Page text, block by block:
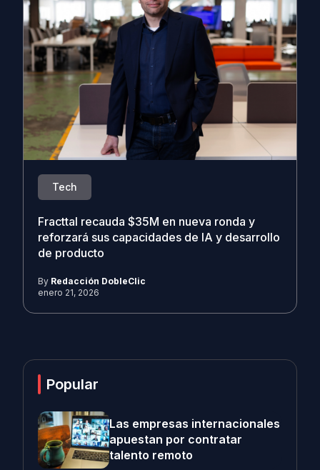
Tech
Fracttal recauda $35M en nueva ronda y
reforzará sus capacidades de IA y desarrollo
de producto
By Redacción DobleClic
enero 21, 2026
Popular
Las empresas internacionales
apuestan por contratar
talento remoto